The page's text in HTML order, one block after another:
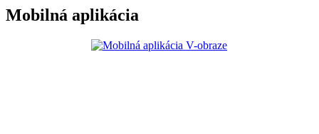
Mobilná aplikácia